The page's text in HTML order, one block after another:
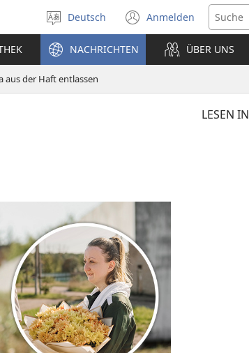
Sprache
auswählen
Deutsch Anmelden
(öffnet
neues
Fenster)
NACHRICHTEN ÜBER UNS
aus der Haft entlassen
LESEN IN